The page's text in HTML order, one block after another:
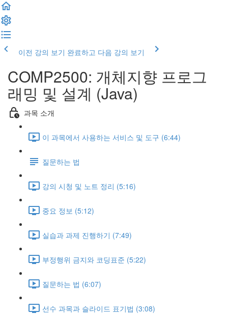
이전 강의 보기 완료하고 다음 강의 보기
COMP2500: 개체지향 프로그
래밍 및 설계 (Java)
과목 소개
이 과목에서 사용하는 서비스 및 도구 (6:44)
질문하는 법
강의 시청 및 노트 정리 (5:16)
중요 정보 (5:12)
실습과 과제 진행하기 (7:49)
부정행위 금지와 코딩표준 (5:22)
질문하는 법 (6:07)
선수 과목과 슬라이드 표기법 (3:08)